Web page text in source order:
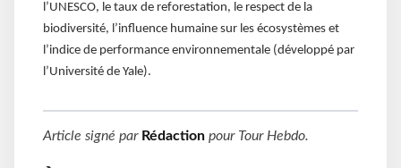
l’UNESCO, le taux de reforestation, le respect de la
biodiversité, l’influence humaine sur les écosystèmes et
l’indice de performance environnementale (développé par
l’Université de Yale).
Article signé par Rédaction pour Tour Hebdo.